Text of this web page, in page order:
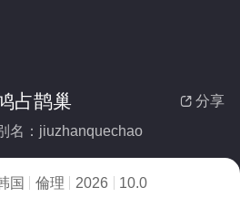
 分享
占鹊巢
名：jiuzhanquechao
国 倫理 2026
10.0